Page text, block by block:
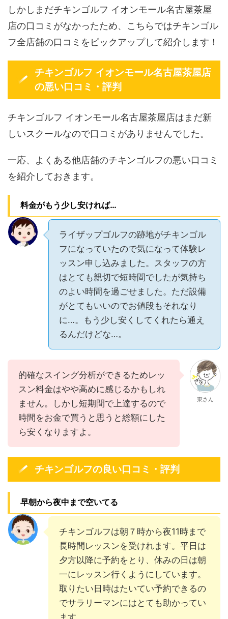
しかしまだチキンゴルフ イオンモール名古屋茶屋
店の口コミがなかったため、こちらではチキンゴル
フ全店舗の口コミをピックアップして紹介します！
チキンゴルフ イオンモール名古屋茶屋店
の悪い口コミ・評判
チキンゴルフ イオンモール名古屋茶屋店はまだ新
しいスクールなので口コミがありませんでした。
一応、よくある他店舗のチキンゴルフの悪い口コミ
を紹介しておきます。
料金がもう少し安ければ…
ライザップゴルフの跡地がチキンゴル
フになっていたので気になって体験レ
ッスン申し込みました。スタッフの方
はとても親切で短時間でしたが気持ち
のよい時間を過ごせました。ただ設備
がとてもいいのでお値段もそれなり
に…。もう少し安くしてくれたら通え
るんだけどな…。
的確なスイング分析ができるためレッ
スン料金はやや高めに感じるかもしれ
ません。しかし短期間で上達するので
時間をお金で買うと思うと総額にした
ら安くなりますよ。
東さん
チキンゴルフの良い口コミ・評判
早朝から夜中まで空いてる
チキンゴルフは朝７時から夜11時まで
長時間レッスンを受けれます。平日は
夕方以降に予約をとり、休みの日は朝
一にレッスン行くようにしています。
取りたい日時はたいてい予約できるの
でサラリーマンにはとても助かってい